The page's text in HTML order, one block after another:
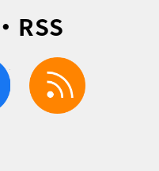
RSS
facebook